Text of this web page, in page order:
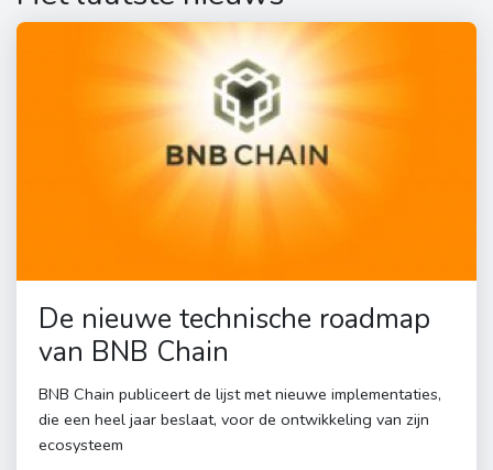
De nieuwe technische roadmap
van BNB Chain
BNB Chain publiceert de lijst met nieuwe implementaties,
die een heel jaar beslaat, voor de ontwikkeling van zijn
ecosysteem